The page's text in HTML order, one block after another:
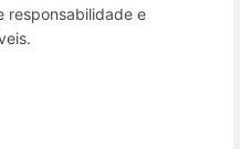
responsabilidade e